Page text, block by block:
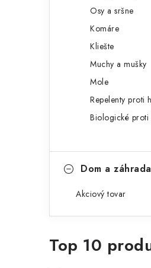
Osy a sršne
Komáre
Kliešte
Muchy a mušky
Mole
Repelenty proti
Biologické proti
Dom a záhrada
Akciový tovar
Top 10